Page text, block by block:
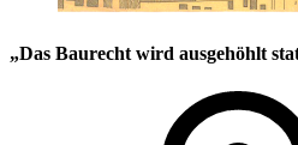
„Das Baurecht wird ausgehöhlt